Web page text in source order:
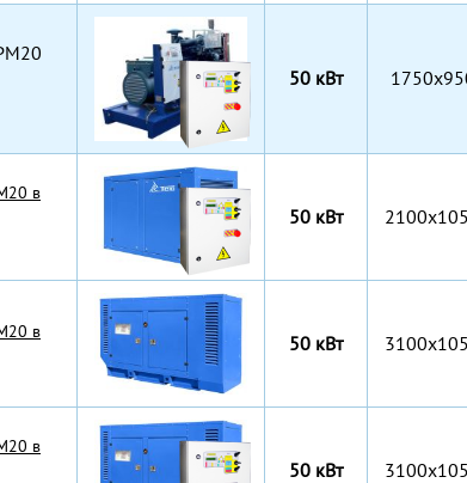
50 кВт
в
50 кВт
в
50 кВт
в
50 кВт